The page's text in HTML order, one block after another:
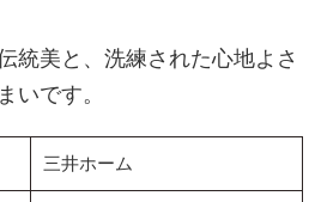
統美と、洗練された心地よさ
いです。
三井ホーム